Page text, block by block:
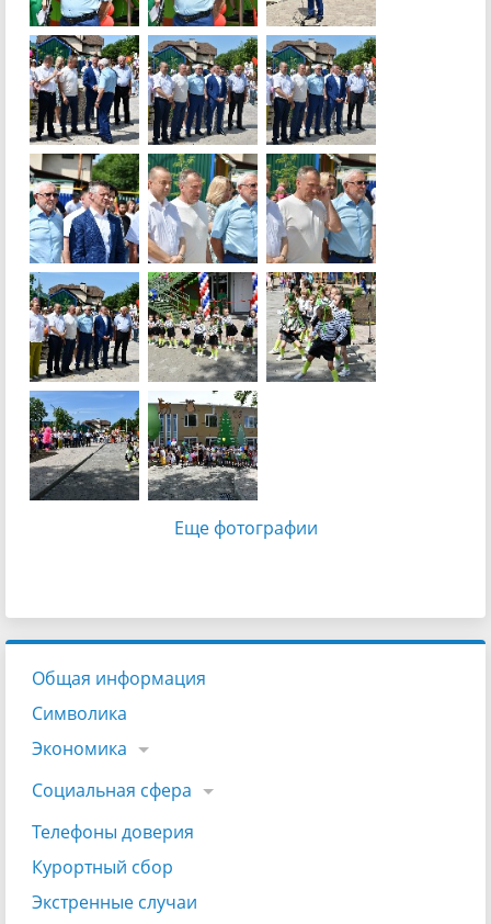
Еще фотографии
Общая информация
Символика
Экономика
Социальная сфера
Телефоны доверия
Курортный сбор
Экстренные случаи